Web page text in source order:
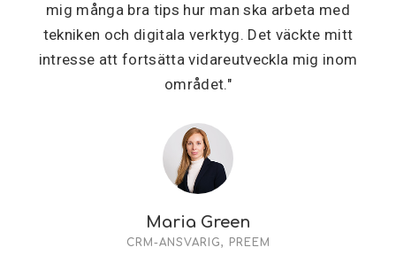
mig många bra tips hur man ska arbeta med
tekniken och digitala verktyg. Det väckte mitt
intresse att fortsätta vidareutveckla mig inom
området."
Maria Green
CRM-ANSVARIG, PREEM